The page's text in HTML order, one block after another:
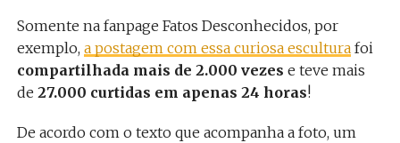
Somente na fanpage Fatos Desconhecidos, por
exemplo, a postagem com essa curiosa esculturafoi
compartilhada mais de 2.000 vezes e teve mais
de 27.000 curtidas em apenas 24 horas!
De acordo com o texto que acompanha a foto, um